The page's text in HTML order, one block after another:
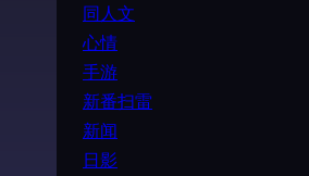
同人文
心情
手游
新番扫雷
新闻
日影